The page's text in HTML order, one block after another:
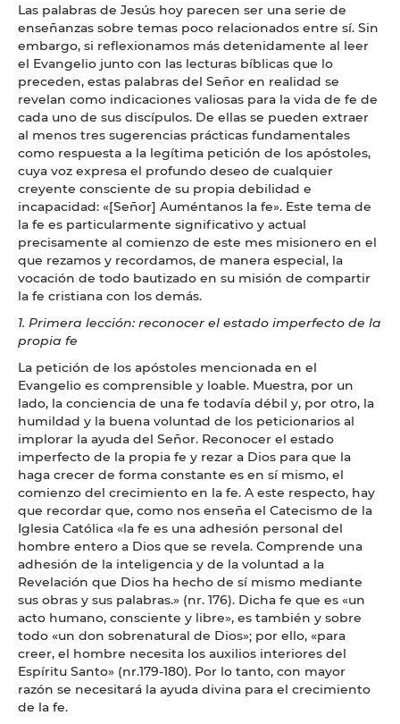
Las palabras de Jesús hoy parecen ser una serie de
enseñanzas sobre temas poco relacionados entre sí. Sin
embargo, si reflexionamos más detenidamente al leer
el Evangelio junto con las lecturas bíblicas que lo
preceden, estas palabras del Señor en realidad se
revelan como indicaciones valiosas para la vida de fe de
cada uno de sus discípulos. De ellas se pueden extraer
al menos tres sugerencias prácticas fundamentales
como respuesta a la legítima petición de los apóstoles,
cuya voz expresa el profundo deseo de cualquier
creyente consciente de su propia debilidad e
incapacidad: «[Señor] Auméntanos la fe». Este tema de
la fe es particularmente significativo y actual
precisamente al comienzo de este mes misionero en el
que rezamos y recordamos, de manera especial, la
vocación de todo bautizado en su misión de compartir
la fe cristiana con los demás.
1. Primera lección: reconocer el estado imperfecto de la
propia fe
La petición de los apóstoles mencionada en el
Evangelio es comprensible y loable. Muestra, por un
lado, la conciencia de una fe todavía débil y, por otro, la
humildad y la buena voluntad de los peticionarios al
implorar la ayuda del Señor. Reconocer el estado
imperfecto de la propia fe y rezar a Dios para que la
haga crecer de forma constante es en sí mismo, el
comienzo del crecimiento en la fe. A este respecto, hay
que recordar que, como nos enseña el Catecismo de la
Iglesia Católica «la fe es una adhesión personal del
hombre entero a Dios que se revela. Comprende una
adhesión de la inteligencia y de la voluntad a la
Revelación que Dios ha hecho de sí mismo mediante
sus obras y sus palabras.» (nr. 176). Dicha fe que es «un
acto humano, consciente y libre», es también y sobre
todo «un don sobrenatural de Dios»; por ello, «para
creer, el hombre necesita los auxilios interiores del
Espíritu Santo» (nr.179-180). Por lo tanto, con mayor
razón se necesitará la ayuda divina para el crecimiento
de la fe.